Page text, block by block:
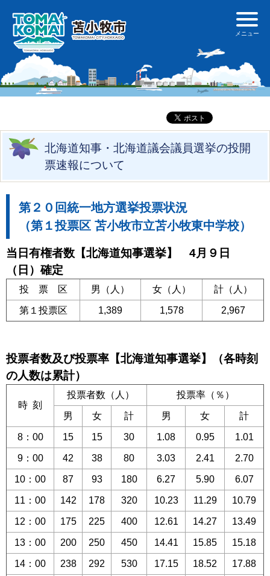
北海道知事・北海道議会議員選挙の投開
票速報について
第２０回統一地方選挙投票状況
（第１投票区 苫小牧市立苫小牧東中学校）
当日有権者数【北海道知事選挙】 4月９日
（日）確定
投 票 区 男（人） 女（人） 計（人）
第１投票区 1,389 1,578 2,967
投票者数及び投票率【北海道知事選挙】（各時刻
の人数は累計）
時 刻
投票者数（人） 投票率（％）
男 女 計 男 女 計
8：00 15 15 30 1.08 0.95 1.01
9：00 42 38 80 3.03 2.41 2.70
10：00 87 93 180 6.27 5.90 6.07
11：00 142 178 320 10.23 11.29 10.79
12：00 175 225 400 12.61 14.27 13.49
13：00 200 250 450 14.41 15.85 15.18
14：00 238 292 530 17.15 18.52 17.88